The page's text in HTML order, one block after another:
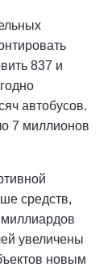
837 и
автобусов.
7 миллионов
средств,
увеличены
новым